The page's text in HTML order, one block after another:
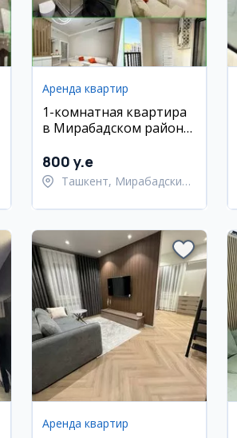
Аренда квартир
1-комнатная квартира
в Мирабадском районе
800 y.e
Ташкент, Мирабадский
Аренда квартир